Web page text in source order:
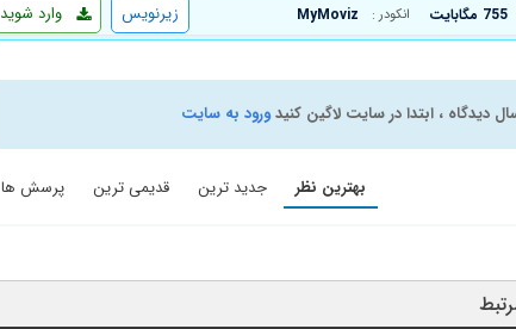
755 مگابایت انکودر : MyMoviz وارد شوید زیرنویس
دیدگاه ، ابتدا در سایت لاگین کنیدورود به سایت
بهترین نظر جدید ترین قدیمی ترین پرسش ها